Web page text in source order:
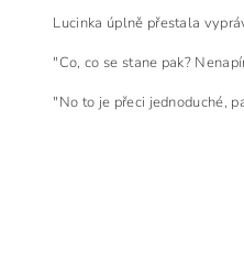
Lucinka úplně přestala
"Co, co se stane pak?
"No to je přeci jednoduché,